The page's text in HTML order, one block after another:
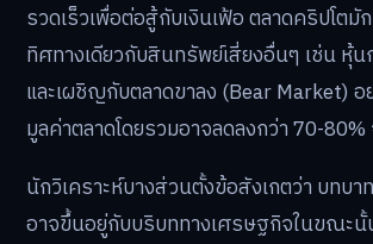
รวดเร็วเพื่อต่อสู้กับเงินเฟ้อ ตลาดคริปโตมั
ทิศทางเดียวกับสินทรัพย์เสี่ยงอื่นๆ เช่น หุ้น
และเผชิญกับตลาดขาลง (Bear Market) อ
มูลค่าตลาดโดยรวมอาจลดลงกว่า 70-
นักวิเคราะห์บางส่วนตั้งข้อสังเกตว่า บทบ
อาจขึ้นอยู่กับบริบททางเศรษฐกิจในขณะนั้